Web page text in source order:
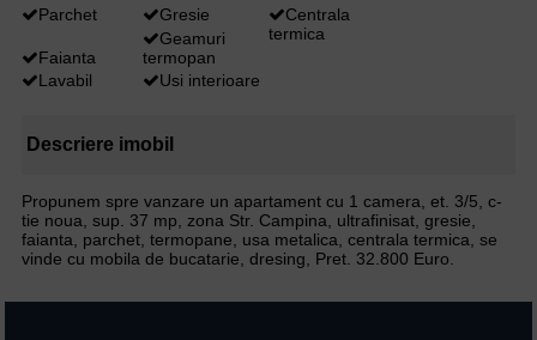
Parchet
Gresie
Faianta
Geamuri
termopan
Lavabil
Usi interioare
Centrala
termica
Descriere imobil
Propunem spre vanzare un apartament cu 1 camera, et. 3/5, c-
tie noua, sup. 37 mp, zona Str. Campina, ultrafinisat, gresie,
faianta, parchet, termopane, usa metalica, centrala termica, se
vinde cu mobila de bucatarie, dresing, Pret. 32.800 Euro.